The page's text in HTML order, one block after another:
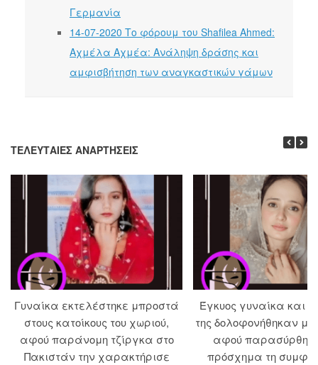
Γερμανία
14-07-2020 Το φόρουμ του Shafilea Ahmed:
Αχμέλα Αχμέα: Ανάληψη δράσης και
αμφισβήτηση των αναγκαστικών γάμων
ΤΕΛΕΥΤΑΊΕΣ ΑΝΑΡΤΉΣΕΙΣ
Γυναίκα εκτελέστηκε μπροστά
στους κατοίκους του χωριού,
αφού παράνομη τζίργκα στο
Πακιστάν την χαρακτήρισε
Έγκυος γυναίκα και ο
της δολοφονήθηκαν
αφού
πρόσχημα τη